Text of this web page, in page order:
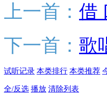
上一首： 借
下一首： 歌
试听记录 本类排行 本类推荐
全/反选 播放 清除列表